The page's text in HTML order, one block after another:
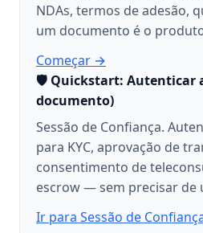
NDAs, termos de adesão,
um documento é o
Começar →
🛡️ Quickstart: Autenticar
documento)
Sessão de Confiança.
para KYC, aprovação de
consentimento de
escrow — sem precisar de
Ir para Sessão de